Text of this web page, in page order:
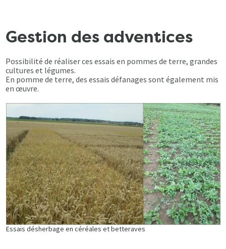
Gestion des adventices
Possibilité de réaliser ces essais en pommes de terre, grandes
cultures et légumes.
En pomme de terre, des essais défanages sont également mis
en œuvre.
Essais désherbage en céréales et betteraves